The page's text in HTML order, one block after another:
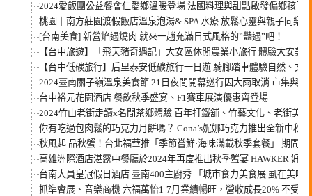
2024愛飯團公益餐會仁愛鄉溫暖登場 法國料理與甜點啟發偏鄉孩子
桃園｜南方莊園渡假飯店溫泉泡湯& SPA 水療 放鬆心靈與親子同樂
[台南美食] 新營焰遇燒肉 就來一趟充滿日式風格的”豔遇”吧！
【台中旅遊】「飛天豬奇遇記」大安區休閒農業小旅行 體驗大安美
【台中低碳旅行】后里泰安低碳旅行一日遊 騎腳踏車體驗自然、文
2024臺南關子嶺溫泉美食節 21日夜間開幕巡行因大雨取消 市集與舞
台中裕元花園酒店 餐飲秋季盛宴、F1賽車展演優惠齊登場
2024竹山老街走讀x名間茶鄉體驗 百年打鐵舖、竹藝文化、老街美
你有吃過包肉鬆的巧克力月餅嗎？ Cona’s妮娜巧克力推出全新中秋
秋風起 品秋蟹！台北福華推「季節嘗鮮·海味滿載秋季套餐」 期間
高雄洲際酒店湛露中餐廳於2024年再度推出秋季蟹宴 HAWKER 好
台南大員皇冠假日酒店 臺南400主廚秀 「城市食力美食展 虱在美味
抓準會展、音樂商機 六福萬怡1-7月業績暢旺，營收成長20% 不受